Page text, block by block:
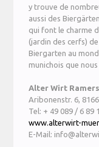
y trouve de
aussi des
qui font le charme
(jardin des cerfs)
Biergarten au
munichois que
Alter Wirt
Aribonenstr. 6,
Tel: + 49 089 / 6 89
www.alterwirt-
E-Mail: